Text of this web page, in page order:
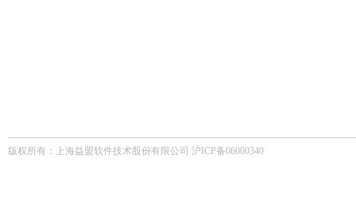
版权所有：上海益盟软件技术股份有限公司 沪ICP备06000340